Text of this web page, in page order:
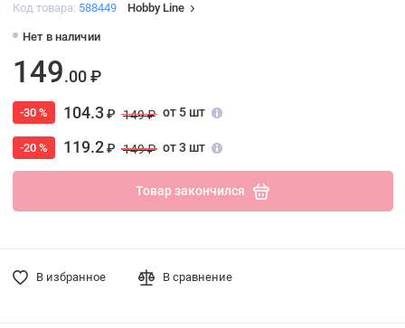
Код товара: 588449 Hobby Line
Нет в наличии
149.00 ₽
-30 % 104.3₽ 149 ₽ от 5 шт
-20 % 119.2₽ 149 ₽ от 3 шт
Товар закончился
В избранное В сравнение